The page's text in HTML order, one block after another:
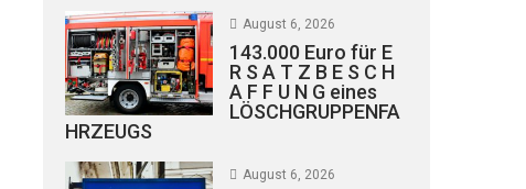
August 6, 2026
143.000 Euro für E
R S A T Z B E S C H
A F F U N G eines
LÖSCHGRUPPENFA
HRZEUGS
August 6, 2026